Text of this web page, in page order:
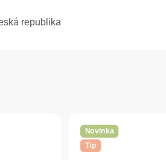
republika
Novinka
Tip